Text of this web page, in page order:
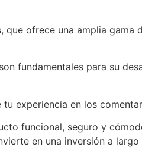
que ofrece una amplia gama
fundamentales para su
experiencia en los
funcional, seguro y
en una inversión a